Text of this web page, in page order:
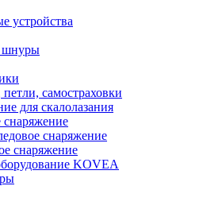
устройства
шнуры
самостраховки
для скалолазания
снаряжение
снаряжение
снаряжение
KOVEA